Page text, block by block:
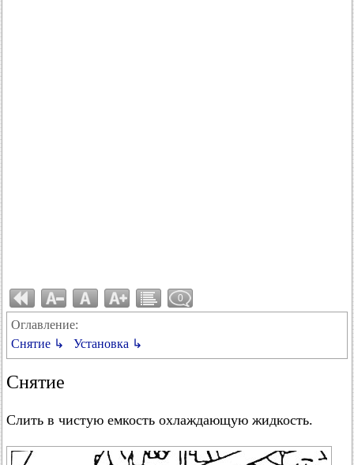
0
Оглавление:
Снятие ↳
Установка ↳
Снятие
Слить в чистую емкость охлаждающую жидкость.